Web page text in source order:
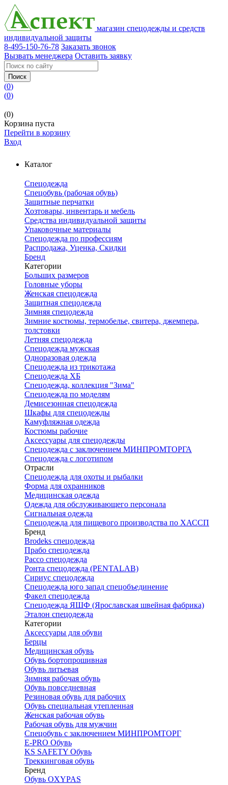
магазин спецодежды и средств
индивидуальной защиты
8-495-150-76-78 Заказать звонок
Вызвать менеджера Оставить заявку
Поиск
(0)
(0)
(0)
Корзина пуста
Перейти в корзину
Вход
Каталог
Спецодежда
Спецобувь (рабочая обувь)
Защитные перчатки
Хозтовары, инвентарь и мебель
Средства индивидуальной защиты
Упаковочные материалы
Спецодежда по профессиям
Распродажа, Уценка, Скидки
Бренд
Категории
Больших размеров
Головные уборы
Женская спецодежда
Защитная спецодежда
Зимняя спецодежда
Зимние костюмы, термобелье, свитера, джемпера,
толстовки
Летняя спецодежда
Спецодежда мужская
Одноразовая одежда
Спецодежда из трикотажа
Спецодежда ХБ
Спецодежда, коллекция "Зима"
Спецодежда по моделям
Демисезонная спецодежда
Шкафы для спецодежды
Камуфляжная одежда
Костюмы рабочие
Аксессуары для спецодежды
Спецодежда с заключением МИНПРОМТОРГА
Спецодежда с логотипом
Отрасли
Спецодежда для охоты и рыбалки
Форма для охранников
Медицинская одежда
Одежда для обслуживающего персонала
Сигнальная одежда
Спецодежда для пищевого производства по ХАССП
Бренд
Brodeks спецодежда
Прабо спецодежда
Рассо спецодежда
Ронта спецодежда (PENTALAB)
Сириус спецодежда
Спецодежда юго запад спецобъединение
Факел спецодежда
Спецодежда ЯШФ (Ярославская швейная фабрика)
Эталон спецодежда
Категории
Аксессуары для обуви
Берцы
Медицинская обувь
Обувь бортопрошивная
Обувь литьевая
Зимняя рабочая обувь
Обувь повседневная
Резиновая обувь для рабочих
Обувь специальная утепленная
Женская рабочая обувь
Рабочая обувь для мужчин
Спецобувь с заключением МИНПРОМТОРГ
E-PRO Обувь
KS SAFETY Обувь
Треккинговая обувь
Бренд
Обувь OXYPAS